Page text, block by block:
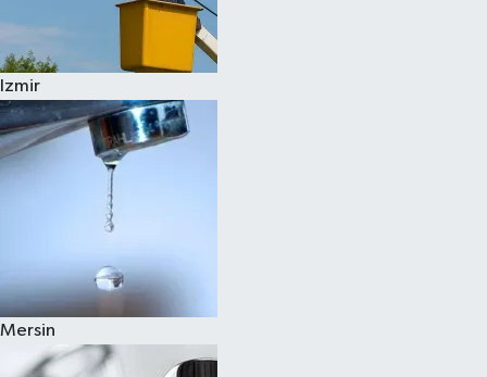
Izmir
Mersin